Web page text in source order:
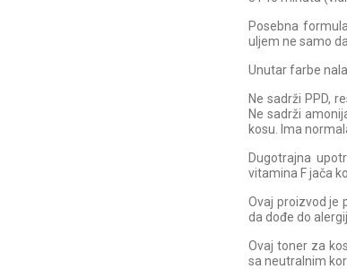
Posebna
uljem ne samo
Unutar farbe
Ne sadrži PPD,
Ne sadrži
kosu. Ima
Dugotrajna
vitamina F jača
Ovaj proizvod je
da dođe do
Ovaj toner za
sa neutralnim